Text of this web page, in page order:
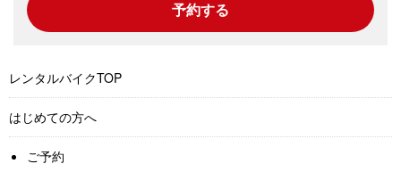
予約する
レンタルバイクTOP
はじめての方へ
ご予約